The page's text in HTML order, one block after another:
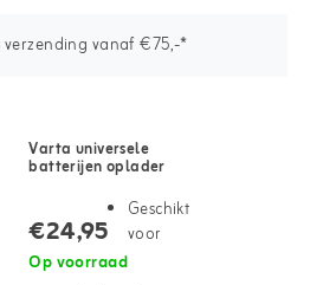
verzending vanaf €75,-*
Varta universele
batterijen oplader
€24,95
Op voorraad
Geschikt
voor